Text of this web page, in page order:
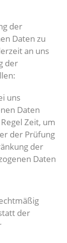
der
Daten zu
an uns
der
uns
Daten
Zeit, um
der Prüfung
der
Daten
der